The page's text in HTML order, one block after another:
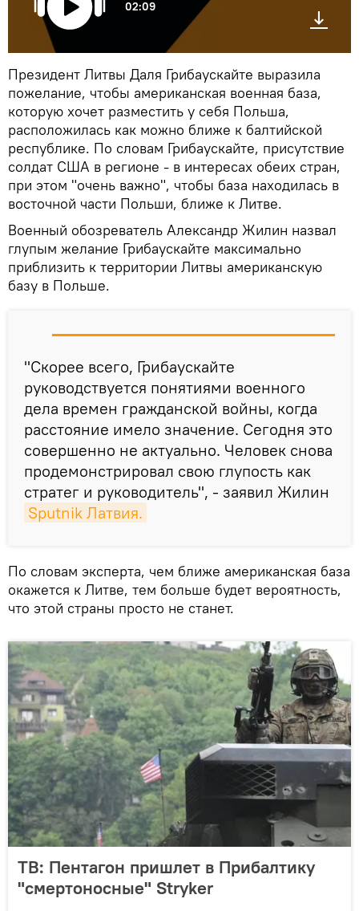
02:09
Президент Литвы Даля Грибаускайте выразила
пожелание, чтобы американская военная база,
которую хочет разместить у себя Польша,
расположилась как можно ближе к балтийской
республике. По словам Грибаускайте, присутствие
солдат США в регионе - в интересах обеих стран,
при этом "очень важно", чтобы база находилась в
восточной части Польши, ближе к Литве.
Военный обозреватель Александр Жилин назвал
глупым желание Грибаускайте максимально
приблизить к территории Литвы американскую
базу в Польше.
"Скорее всего, Грибаускайте
руководствуется понятиями военного
дела времен гражданской войны, когда
расстояние имело значение. Сегодня это
совершенно не актуально. Человек снова
продемонстрировал свою глупость как
стратег и руководитель", - заявил Жилин
Sputnik Латвия.
По словам эксперта, чем ближе американская база
окажется к Литве, тем больше будет вероятность,
что этой страны просто не станет.
ТВ: Пентагон пришлет в Прибалтику
"смертоносные" Stryker